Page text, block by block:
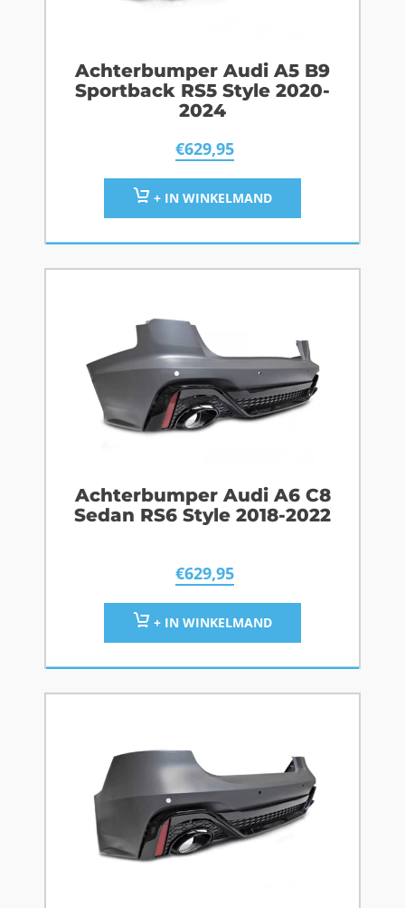
Achterbumper Audi A5 B9
Sportback RS5 Style 2020-
2024
€629,95
+ IN WINKELMAND
Achterbumper Audi A6 C8
Sedan RS6 Style 2018-2022
€629,95
+ IN WINKELMAND